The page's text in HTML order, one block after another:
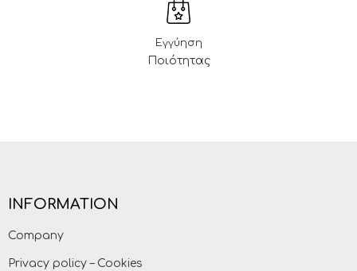
Εγγύηση
Ποιότητας
INFORMATION
Company
Privacy policy – Cookies